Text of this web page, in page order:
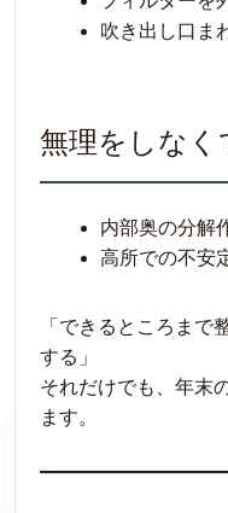
吹き出し口ま
無理をしなく
内部奥の分解
高所での不安
「できるところまで
する」
それだけでも、年末
ます。